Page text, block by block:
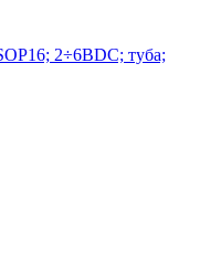
2÷6ВDC; туба;